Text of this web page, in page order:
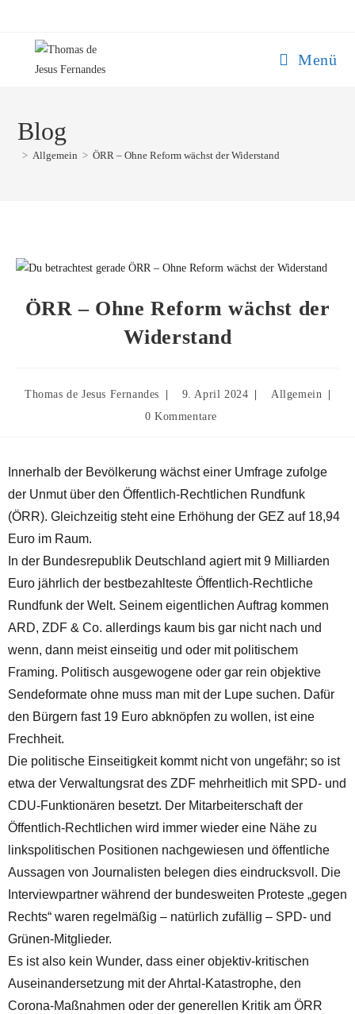
Menü
Blog
> Allgemein > ÖRR – Ohne Reform wächst der Widerstand
ÖRR – Ohne Reform wächst der
Widerstand
Thomas de Jesus Fernandes 9. April 2024
Allgemein
0 Kommentare
Innerhalb der Bevölkerung wächst einer Umfrage zufolge
der Unmut über den Öffentlich-Rechtlichen Rundfunk
(ÖRR). Gleichzeitig steht eine Erhöhung der GEZ auf 18,94
Euro im Raum.
In der Bundesrepublik Deutschland agiert mit 9 Milliarden
Euro jährlich der bestbezahlteste Öffentlich-Rechtliche
Rundfunk der Welt. Seinem eigentlichen Auftrag kommen
ARD, ZDF & Co. allerdings kaum bis gar nicht nach und
wenn, dann meist einseitig und oder mit politischem
Framing. Politisch ausgewogene oder gar rein objektive
Sendeformate ohne muss man mit der Lupe suchen. Dafür
den Bürgern fast 19 Euro abknöpfen zu wollen, ist eine
Frechheit.
Die politische Einseitigkeit kommt nicht von ungefähr; so ist
etwa der Verwaltungsrat des ZDF mehrheitlich mit SPD- und
CDU-Funktionären besetzt. Der Mitarbeiterschaft der
Öffentlich-Rechtlichen wird immer wieder eine Nähe zu
linkspolitischen Positionen nachgewiesen und öffentliche
Aussagen von Journalisten belegen dies eindrucksvoll. Die
Interviewpartner während der bundesweiten Proteste „gegen
Rechts“ waren regelmäßig – natürlich zufällig – SPD- und
Grünen-Mitglieder.
Es ist also kein Wunder, dass einer objektiv-kritischen
Auseinandersetzung mit der Ahrtal-Katastrophe, den
Corona-Maßnahmen oder der generellen Kritik am ÖRR